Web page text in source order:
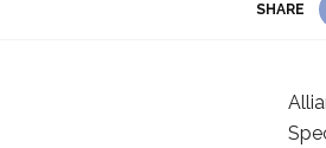
SHARE